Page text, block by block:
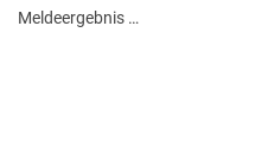
Meldeergebnis …